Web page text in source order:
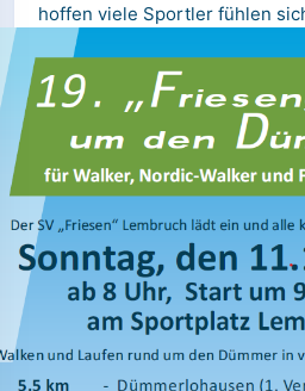
hoffen viele Sportler fühlen